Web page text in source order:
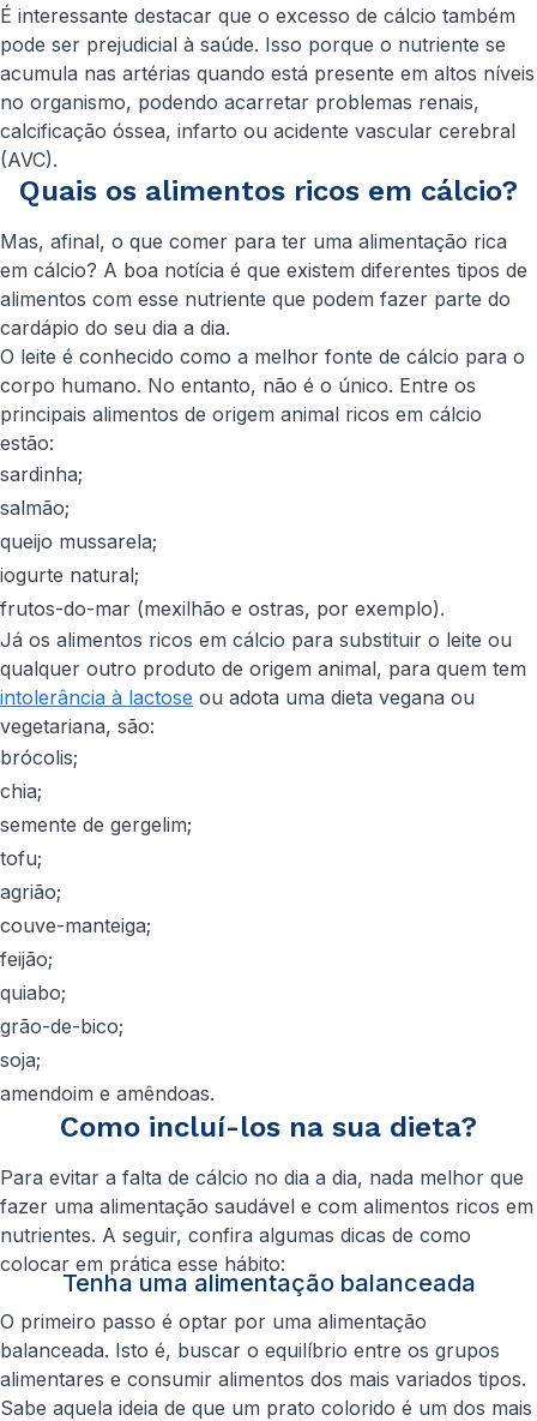
É interessante destacar que o excesso de cálcio também
pode ser prejudicial à saúde. Isso porque o nutriente se
acumula nas artérias quando está presente em altos níveis
no organismo, podendo acarretar problemas renais,
calcificação óssea, infarto ou acidente vascular cerebral
(AVC).
Quais os alimentos ricos em cálcio?
Mas, afinal, o que comer para ter uma alimentação rica
em cálcio? A boa notícia é que existem diferentes tipos de
alimentos com esse nutriente que podem fazer parte do
cardápio do seu dia a dia.
O leite é conhecido como a melhor fonte de cálcio para o
corpo humano. No entanto, não é o único. Entre os
principais alimentos de origem animal ricos em cálcio
estão:
sardinha;
salmão;
queijo mussarela;
iogurte natural;
frutos-do-mar (mexilhão e ostras, por exemplo).
Já os alimentos ricos em cálcio para substituir o leite ou
qualquer outro produto de origem animal, para quem tem
intolerância à lactose ou adota uma dieta vegana ou
vegetariana, são:
brócolis;
chia;
semente de gergelim;
tofu;
agrião;
couve-manteiga;
feijão;
quiabo;
grão-de-bico;
soja;
amendoim e amêndoas.
Como incluí-los na sua dieta?
Para evitar a falta de cálcio no dia a dia, nada melhor que
fazer uma alimentação saudável e com alimentos ricos em
nutrientes. A seguir, confira algumas dicas de como
colocar em prática esse hábito:
Tenha uma alimentação balanceada
O primeiro passo é optar por uma alimentação
balanceada. Isto é, buscar o equilíbrio entre os grupos
alimentares e consumir alimentos dos mais variados tipos.
Sabe aquela ideia de que um prato colorido é um dos mais